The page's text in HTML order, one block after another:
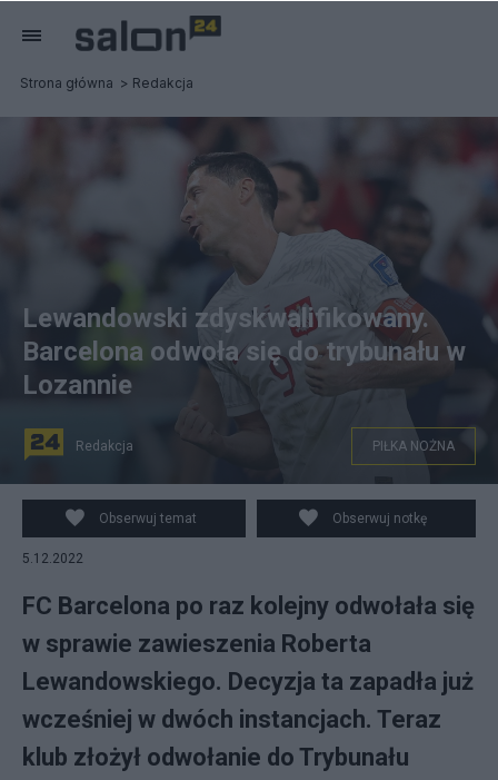
Strona główna Redakcja
FC Barcelona walczy w sprawie Roberta
Lewandowskiego, który został zawieszony w
rozgrywkach. (fot. PAP/EPA)
Lewandowski zdyskwalifikowany.
Barcelona odwoła się do trybunału w
Lozannie
Redakcja PIŁKA NOŻNA
Obserwuj temat Obserwuj notkę
5.12.2022
FC Barcelona po raz kolejny odwołała się
w sprawie zawieszenia Roberta
Lewandowskiego. Decyzja ta zapadła już
wcześniej w dwóch instancjach. Teraz
klub złożył odwołanie do Trybunału